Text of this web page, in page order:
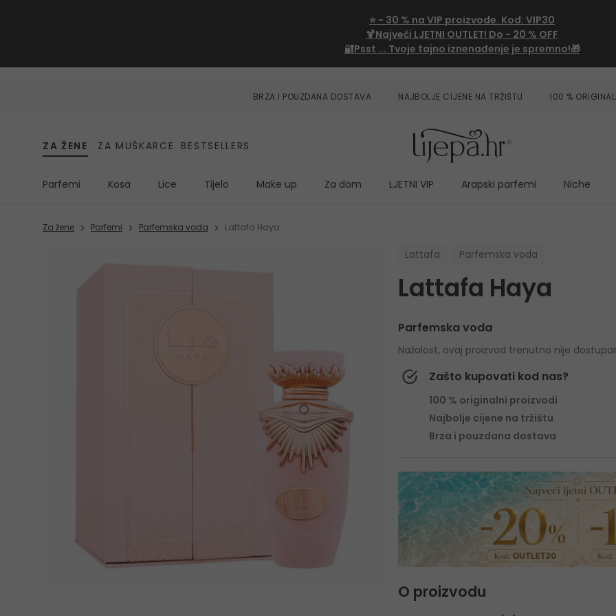
⭐ - 30 % na VIP proizvode. Kod: VIP30
🍹Najveći LJETNI OUTLET! Do - 20 % OFF
🔐Psst ... Tvoje tajno iznenađenje je spremno!🎁
BRZA I POUZDANA DOSTAVA NAJBOLJE CIJENE NA TRŽIŠTU 100 %
ZA ŽENE ZA MUŠKARCE BESTSELLERS
Parfemi Kosa Lice Tijelo Make up Za dom LJETNI VIP Arapski parfemi Niche
Za žene Parfemi Parfemska voda Lattafa Haya
Lattafa Parfemska voda
Lattafa Haya
Parfemska voda
Nažalost, ovaj proizvod trenutno nije
Zašto kupovati kod nas?
100 % originalni proizvodi
Najbolje cijene na tržištu
Brza i pouzdana dostava
O proizvodu